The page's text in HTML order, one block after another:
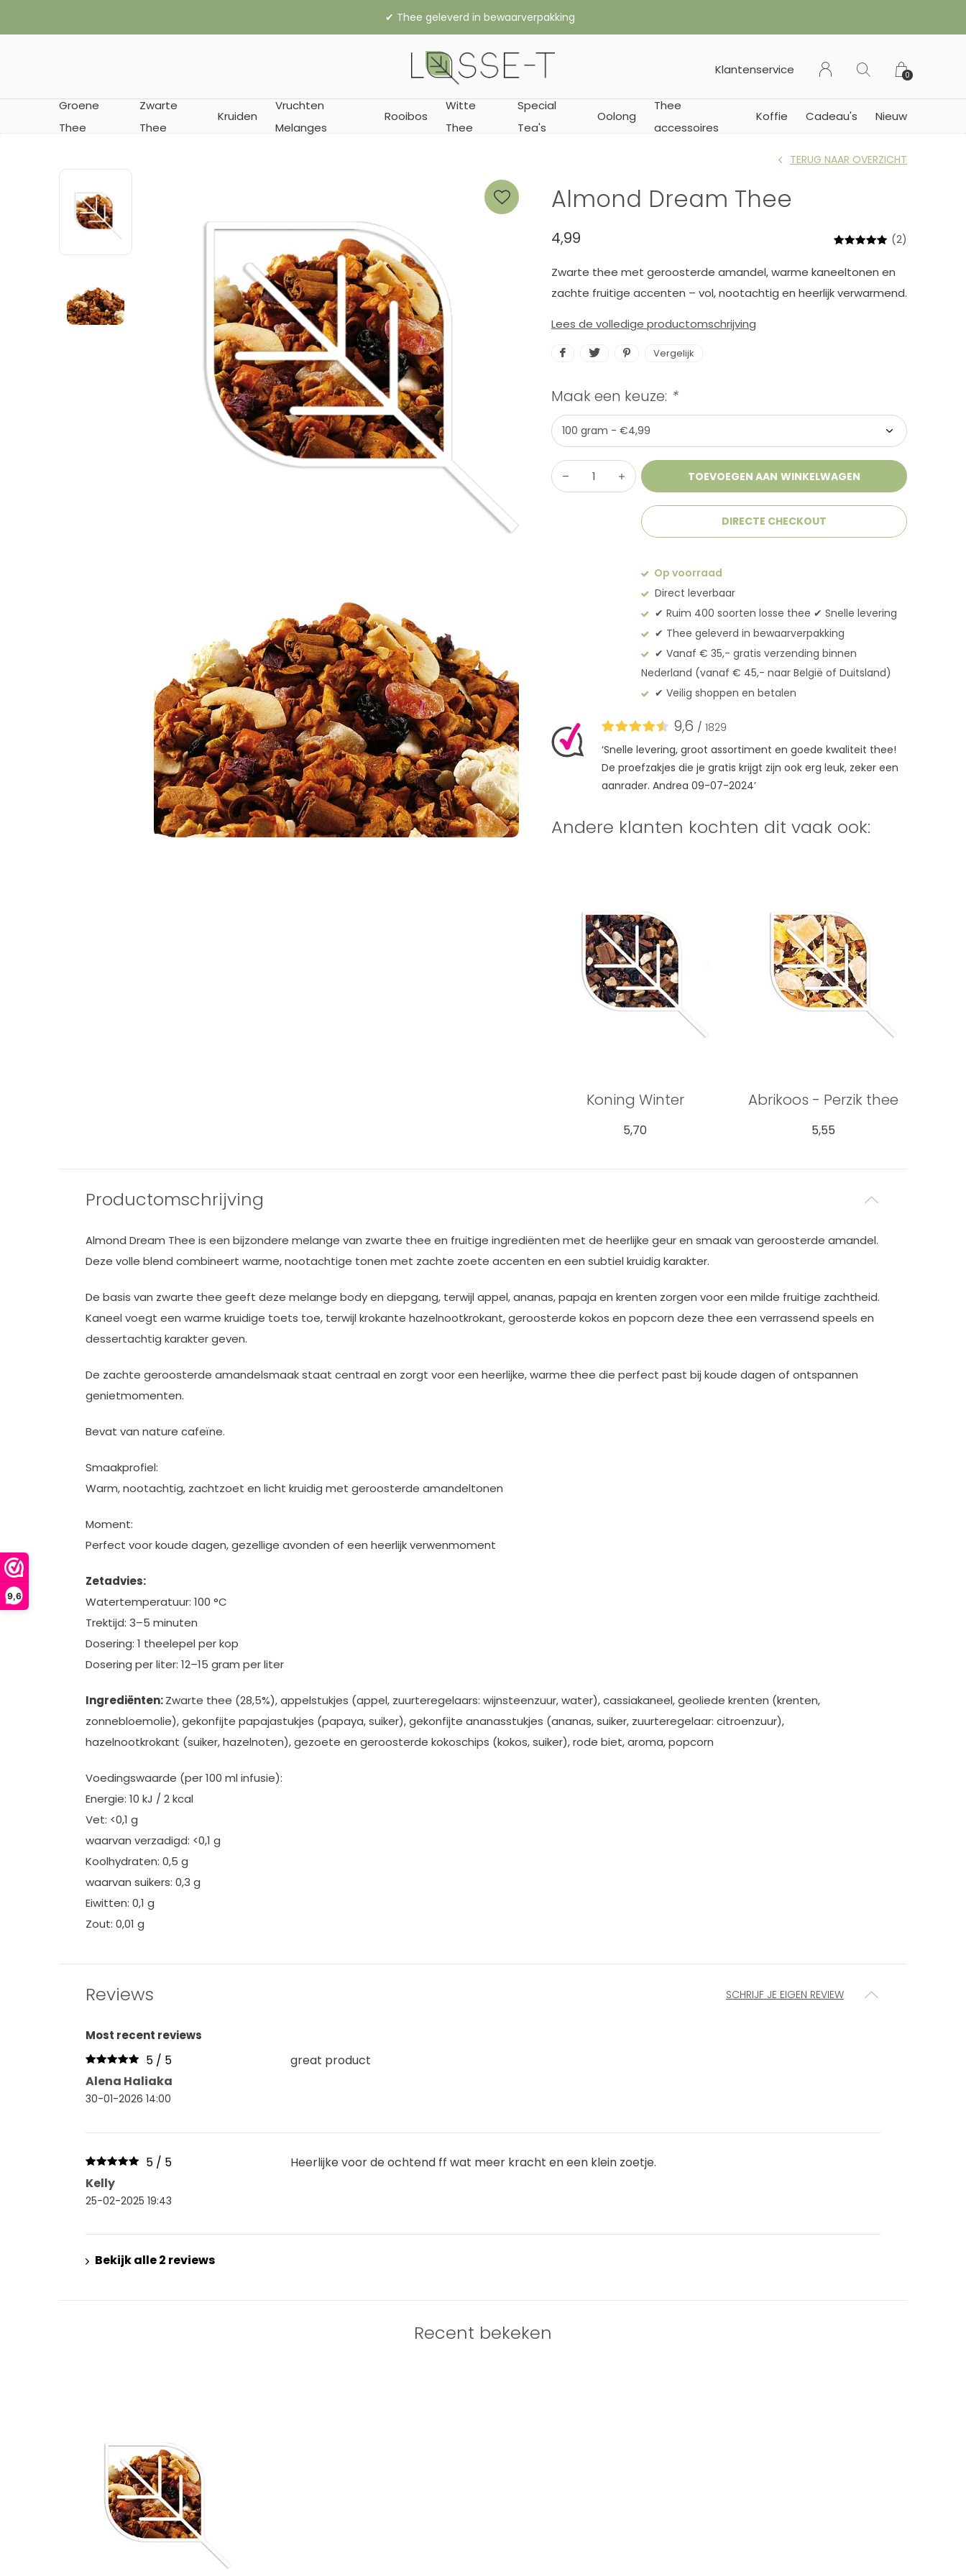
9,6
Groene
Thee
Zwarte
Thee
Kruiden
Vruchten
Melanges
Rooibos
Witte
Thee
Special
Tea's
Oolong
Thee
accessoires
Koffie Cadeau's Nieuw
Klantenservice 0
✔︎ Vanaf € 35,- gratis verzending binnen Nederland (vanaf € 45,- naar België of Duitsland)
Almond Dream Thee
TERUG NAAR OVERZICHT
4,99 (2)
Zwarte thee met geroosterde amandel, warme kaneeltonen en
zachte fruitige accenten – vol, nootachtig en heerlijk verwarmend.
Lees de volledige productomschrijving
Vergelijk
Maak een keuze: *
TOEVOEGEN AAN WINKELWAGEN
DIRECTE CHECKOUT
Op voorraad
Direct leverbaar
✔︎ Ruim 400 soorten losse thee ✔︎ Snelle levering
✔︎ Thee geleverd in bewaarverpakking
✔︎ Vanaf € 35,- gratis verzending binnen
Nederland (vanaf € 45,- naar België of Duitsland)
✔︎ Veilig shoppen en betalen
9,6 / 1829
‘Snelle levering, groot assortiment en goede kwaliteit thee!
De proefzakjes die je gratis krijgt zijn ook erg leuk, zeker een
aanrader. Andrea 09-07-2024’
Andere klanten kochten dit vaak ook:
Koning Winter
5,70
Abrikoos - Perzik thee
5,55
Productomschrijving
Almond Dream Thee is een bijzondere melange van zwarte thee en fruitige ingrediënten met de heerlijke geur en smaak van geroosterde amandel.
Deze volle blend combineert warme, nootachtige tonen met zachte zoete accenten en een subtiel kruidig karakter.
De basis van zwarte thee geeft deze melange body en diepgang, terwijl appel, ananas, papaja en krenten zorgen voor een milde fruitige zachtheid.
Kaneel voegt een warme kruidige toets toe, terwijl krokante hazelnootkrokant, geroosterde kokos en popcorn deze thee een verrassend speels en
dessertachtig karakter geven.
De zachte geroosterde amandelsmaak staat centraal en zorgt voor een heerlijke, warme thee die perfect past bij koude dagen of ontspannen
genietmomenten.
Bevat van nature cafeïne.
Smaakprofiel:
Warm, nootachtig, zachtzoet en licht kruidig met geroosterde amandeltonen
Moment:
Perfect voor koude dagen, gezellige avonden of een heerlijk verwenmoment
Zetadvies:
Watertemperatuur: 100 °C
Trektijd: 3–5 minuten
Dosering: 1 theelepel per kop
Dosering per liter: 12–15 gram per liter
Ingrediënten:Zwarte thee (28,5%), appelstukjes (appel, zuurteregelaars: wijnsteenzuur, water), cassiakaneel, geoliede krenten (krenten,
zonnebloemolie), gekonfijte papajastukjes (papaya, suiker), gekonfijte ananasstukjes (ananas, suiker, zuurteregelaar: citroenzuur),
hazelnootkrokant (suiker, hazelnoten), gezoete en geroosterde kokoschips (kokos, suiker), rode biet, aroma, popcorn
Voedingswaarde (per 100 ml infusie):
Energie: 10 kJ / 2 kcal
Vet: <0,1 g
waarvan verzadigd: <0,1 g
Koolhydraten: 0,5 g
waarvan suikers: 0,3 g
Eiwitten: 0,1 g
Zout: 0,01 g
Reviews SCHRIJF JE EIGEN REVIEW
Most recent reviews
5 / 5
Alena Haliaka
30-01-2026 14:00
great product
5 / 5
Kelly
25-02-2025 19:43
Heerlijke voor de ochtend ff wat meer kracht en een klein zoetje.
Bekijk alle 2 reviews
Recent bekeken